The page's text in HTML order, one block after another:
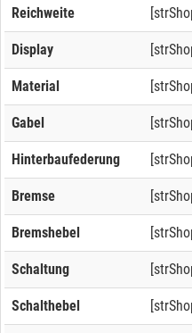
Reichweite
Display
Material
Gabel
Hinterbaufederung
Bremse
Bremshebel
Schaltung
Schalthebel